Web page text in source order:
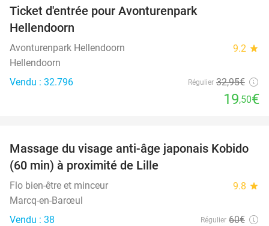
Ticket d'entrée pour Avonturenpark
Hellendoorn
Avonturenpark Hellendoorn 9.2 star
Hellendoorn
Vendu : 32.796
Régulier 32,95€
19,50€
40%
Massage du visage anti-âge japonais Kobido
(60 min) à proximité de Lille
Flo bien-être et minceur 9.8 star
Marcq-en-Barœul
Vendu : 38
Régulier 60€